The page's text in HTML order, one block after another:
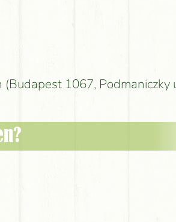
1067, Podmaniczky